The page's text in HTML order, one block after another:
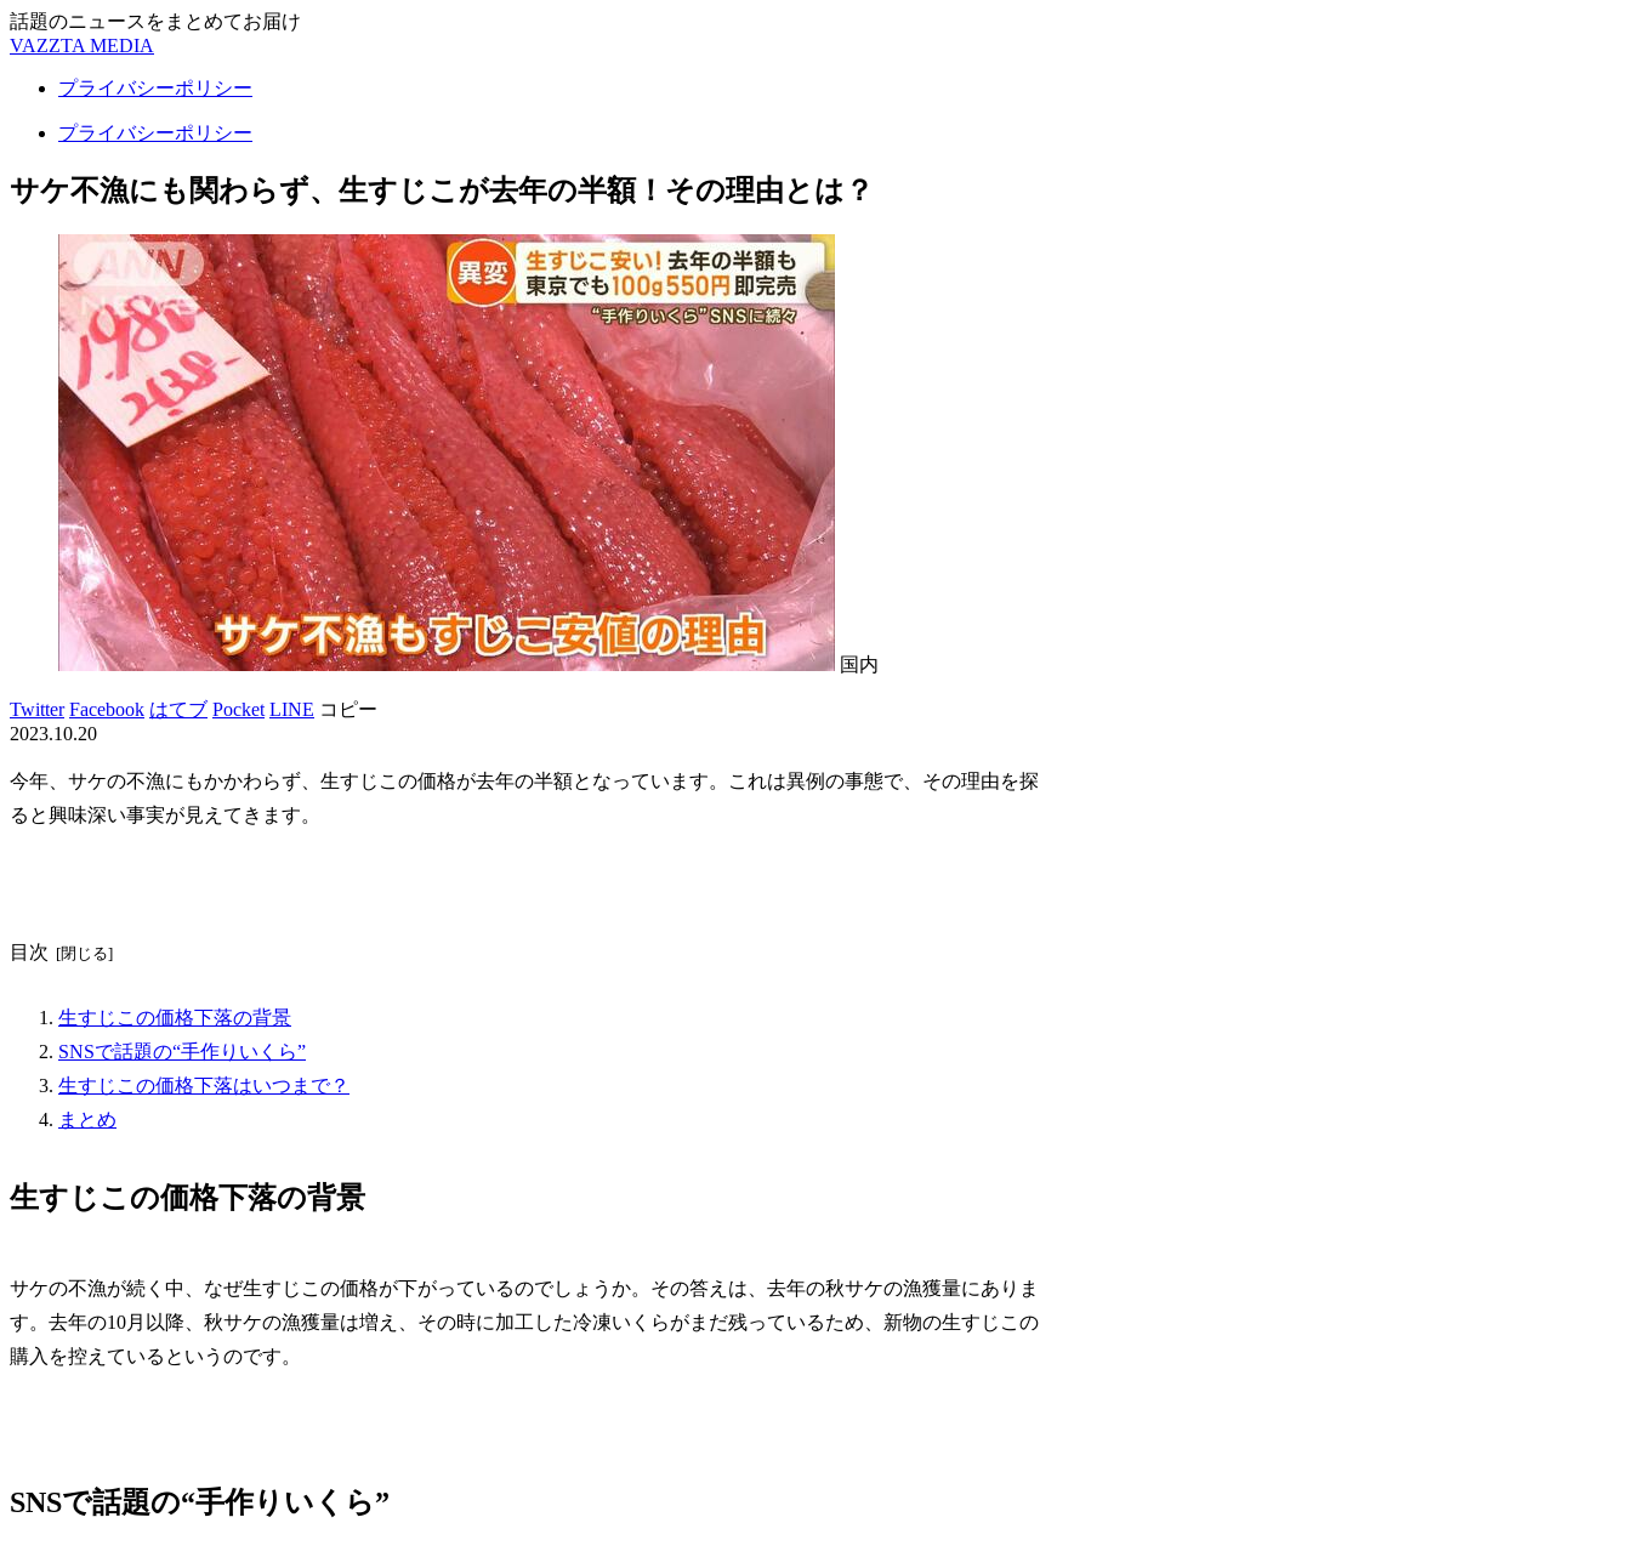
話題のニュースをまとめてお届け
VAZZTA MEDIA
プライバシーポリシー
プライバシーポリシー
サケ不漁にも関わらず、生すじこが去年の半額！その理由とは？
国内
Twitter Facebook はてブ Pocket LINE コピー
2023.10.20
今年、サケの不漁にもかかわらず、生すじこの価格が去年の半額となっています。これは異例の事態で、その理由を探
ると興味深い事実が見えてきます。
目次
生すじこの価格下落の背景
SNSで話題の“手作りいくら”
生すじこの価格下落はいつまで？
まとめ
生すじこの価格下落の背景
サケの不漁が続く中、なぜ生すじこの価格が下がっているのでしょうか。その答えは、去年の秋サケの漁獲量にありま
す。去年の10月以降、秋サケの漁獲量は増え、その時に加工した冷凍いくらがまだ残っているため、新物の生すじこの
購入を控えているというのです。
SNSで話題の“手作りいくら”